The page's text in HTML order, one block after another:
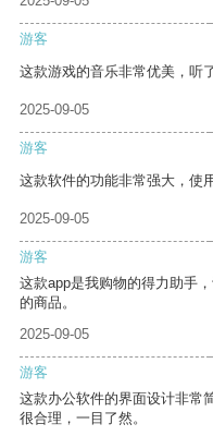
游客
这款游戏的音乐非常优美，听
2025-09-05
游客
这款软件的功能非常强大，使
2025-09-05
游客
这款app是我购物的得力助手
的商品。
2025-09-05
游客
这款办公软件的界面设计非常
很合理，一目了然。